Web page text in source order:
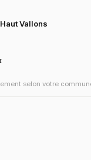
Vallons
selon votre